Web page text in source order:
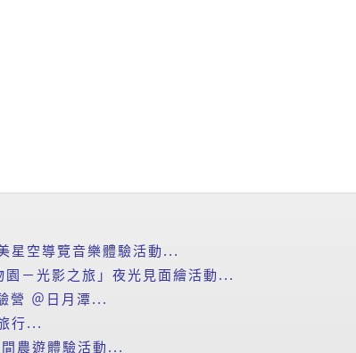
星空導覽音樂體驗活動...
園－光影之旅」夜光見面繪活動...
營 ＠日月潭...
行...
農遊體驗活動...